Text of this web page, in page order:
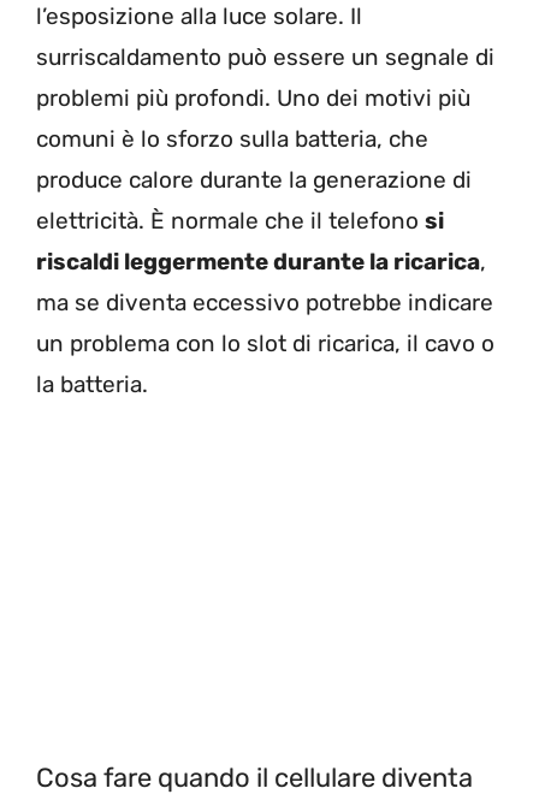
l’esposizione alla luce solare. Il
surriscaldamento può essere un segnale di
problemi più profondi. Uno dei motivi più
comuni è lo sforzo sulla batteria, che
produce calore durante la generazione di
elettricità. È normale che il telefono si
riscaldi leggermente durante la ricarica,
ma se diventa eccessivo potrebbe indicare
un problema con lo slot di ricarica, il cavo o
la batteria.
Cosa fare quando il cellulare diventa